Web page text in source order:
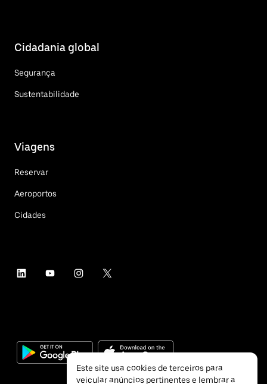
Cidadania global
Segurança
Sustentabilidade
Viagens
Reservar
Aeroportos
Cidades
Este site usa cookies de terceiros para
veicular anúncios pertinentes e lembrar a